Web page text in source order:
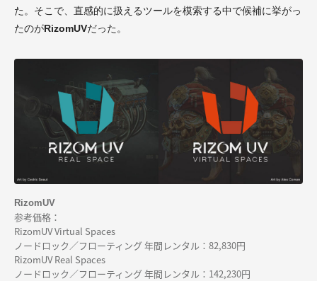
た。そこで、直感的に扱えるツールを模索する中で候補に挙がっ
たのがRizomUVだった。
RizomUV
参考価格：
RizomUV Virtual Spaces
ノードロック／フローティング 年間レンタル：82,830円
RizomUV Real Spaces
ノードロック／フローティング 年間レンタル：142,230円